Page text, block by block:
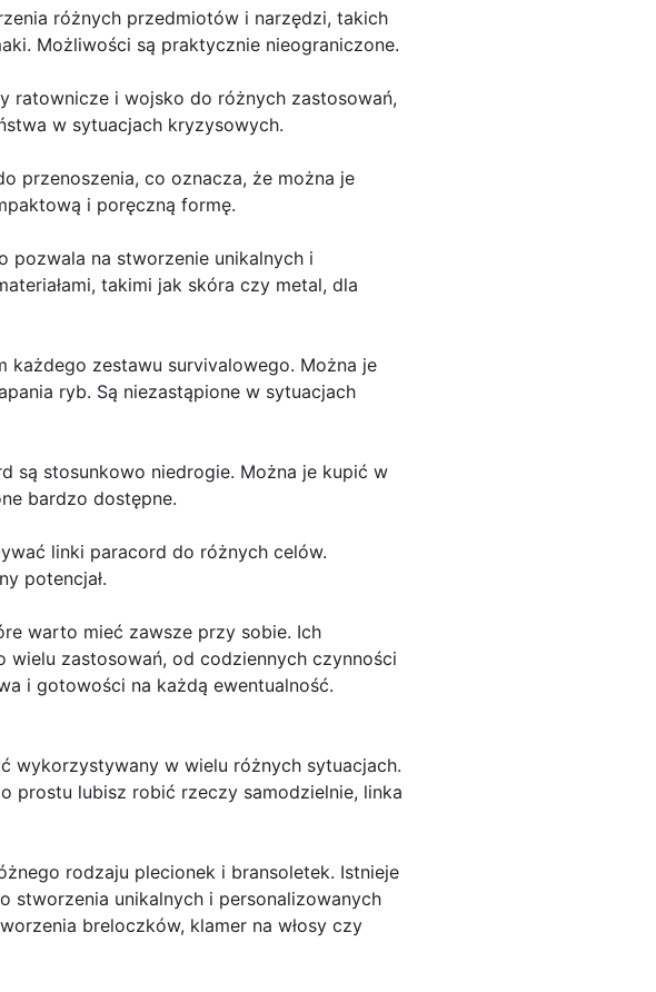
różnych przedmiotów i narzędzi, takich
Możliwości są praktycznie nieograniczone.
ratownicze i wojsko do różnych zastosowań,
w sytuacjach kryzysowych.
przenoszenia, co oznacza, że można je
i poręczną formę.
pozwala na stworzenie unikalnych i
takimi jak skóra czy metal, dla
każdego zestawu survivalowego. Można je
ryb. Są niezastąpione w sytuacjach
są stosunkowo niedrogie. Można je kupić w
bardzo dostępne.
linki paracord do różnych celów.
potencjał.
warto mieć zawsze przy sobie. Ich
wielu zastosowań, od codziennych czynności
i gotowości na każdą ewentualność.
wykorzystywany w wielu różnych sytuacjach.
prostu lubisz robić rzeczy samodzielnie, linka
rodzaju plecionek i bransoletek. Istnieje
stworzenia unikalnych i personalizowanych
breloczków, klamer na włosy czy